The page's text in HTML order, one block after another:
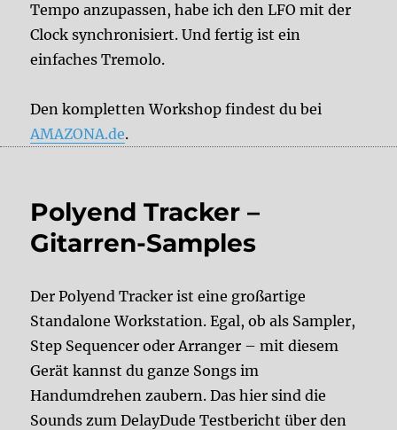
Tempo anzupassen, habe ich den LFO mit der
Clock synchronisiert. Und fertig ist ein
einfaches Tremolo.
Den kompletten Workshop findest du bei
AMAZONA.de.
Polyend Tracker –
Gitarren-Samples
Der Polyend Tracker ist eine großartige
Standalone Workstation. Egal, ob als Sampler,
Step Sequencer oder Arranger – mit diesem
Gerät kannst du ganze Songs im
Handumdrehen zaubern. Das hier sind die
Sounds zum DelayDude Testbericht über den